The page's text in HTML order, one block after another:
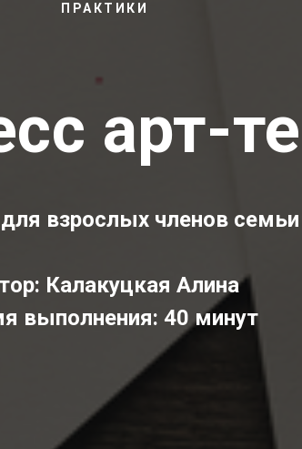
ПРАКТИКИ
арт-
взрослых членов семьи
Калакуцкая Алина
выполнения: 40 минут